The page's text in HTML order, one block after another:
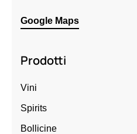
Google Maps
Prodotti
Vini
Spirits
Bollicine